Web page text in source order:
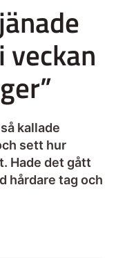
kallade
sett hur
Hade det gått
hårdare tag och